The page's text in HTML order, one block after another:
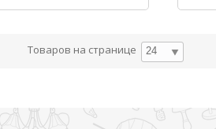
Товаров на странице 24